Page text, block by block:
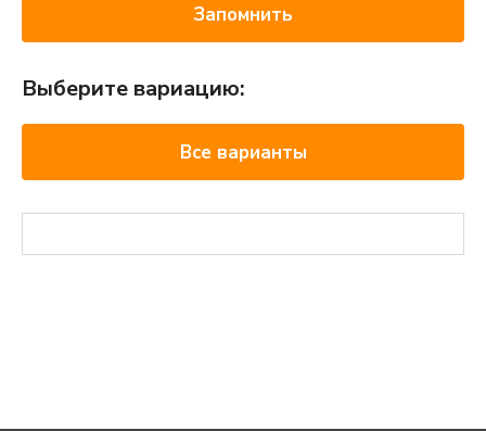
Запомнить
Выберите вариацию:
Все варианты